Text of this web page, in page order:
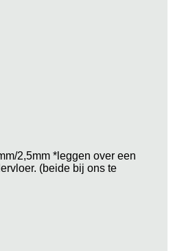
2,5mm *leggen over een
(beide bij ons te